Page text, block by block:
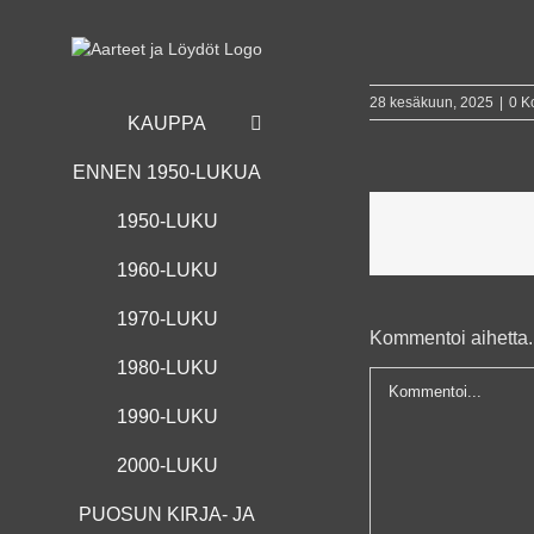
KAUPPA
ENNEN 1950-LUKUA
1950-LUKU
1960-LUKU
1970-LUKU
1980-LUKU
1990-LUKU
2000-LUKU
PUOSUN KIRJA- JA
28 kesäkuun, 2025 0
Kommentoi